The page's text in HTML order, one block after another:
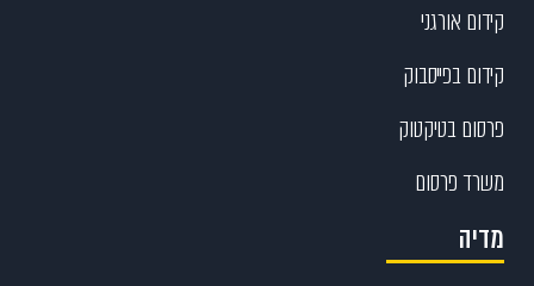
קידום אורגני
קידום בפייסבוק
פרסום בטיקטוק
משרד פרסום
מדיה